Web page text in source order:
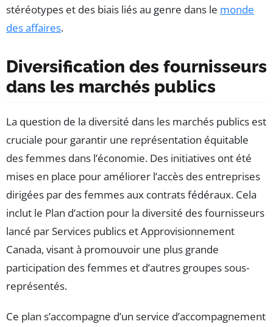
stéréotypes et des biais liés au genre dans le monde
des affaires.
Diversification des fournisseurs
dans les marchés publics
La question de la diversité dans les marchés publics est
cruciale pour garantir une représentation équitable
des femmes dans l’économie. Des initiatives ont été
mises en place pour améliorer l’accès des entreprises
dirigées par des femmes aux contrats fédéraux. Cela
inclut le Plan d’action pour la diversité des fournisseurs
lancé par Services publics et Approvisionnement
Canada, visant à promouvoir une plus grande
participation des femmes et d’autres groupes sous-
représentés.
Ce plan s’accompagne d’un service d’accompagnement